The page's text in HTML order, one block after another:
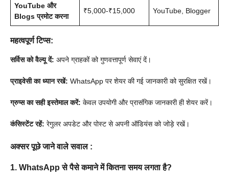
YouTube और
Blogs प्रमोट करना
₹5,000-₹15,000 YouTube, Blogger
महत्वपूर्ण टिप्स:
सर्विस को वैल्यू दें: अपने ग्राहकों को गुणवत्तापूर्ण सेवाएं दें।
प्राइवेसी का ध्यान रखें: WhatsApp पर शेयर की गई जानकारी को सुरक्षित रखें।
ग्रुप्स का सही इस्तेमाल करें: केवल उपयोगी और प्रासंगिक जानकारी ही शेयर करें।
कंसिस्टेंट रहें: रेगुलर अपडेट और पोस्ट से अपनी ऑडियंस को जोड़े रखें।
अक्सर पूछे जाने वाले सवाल:
1. WhatsApp से पैसे कमाने में कितना समय लगता है?